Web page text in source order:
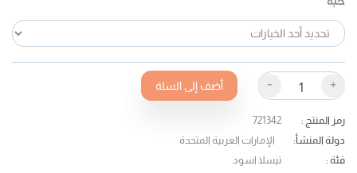
- + أضف إلى السلة
رمز المنتج :
721342
دولة المنشأ:
الإمارات العربية المتحدة
فئة :
تيسلا اسود